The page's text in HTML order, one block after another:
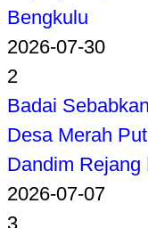
Bengkulu
2026-07-30
2
Badai
Desa Merah
Dandim Rejang
2026-07-07
3